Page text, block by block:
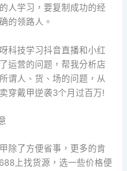
人学习，要复制成功的经
的领路人。
科技学习抖音直播和小红
运营的问题，帮我分析店
谓人、货、场的问题，从
穿戴甲逆袭3个月过百万!
除了方便省事，更多的肯
上找货源，选一些价格便